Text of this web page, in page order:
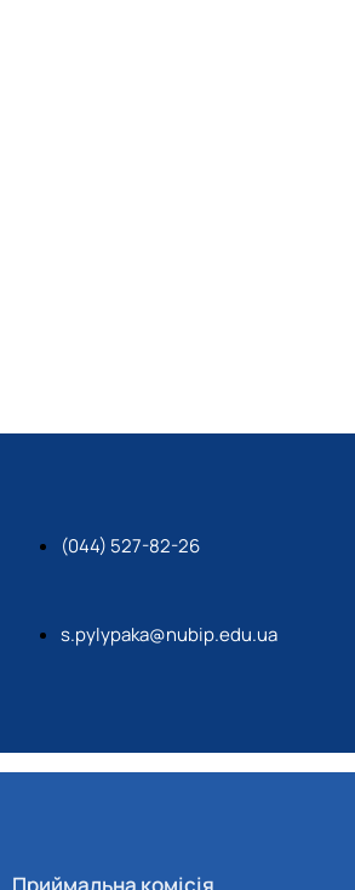
(044) 527-82-26
s.pylypaka@nubip.edu.ua